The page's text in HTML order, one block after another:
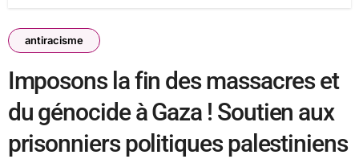
antiracisme
Imposons la fin des massacres et
du génocide à Gaza ! Soutien aux
prisonniers politiques palestiniens